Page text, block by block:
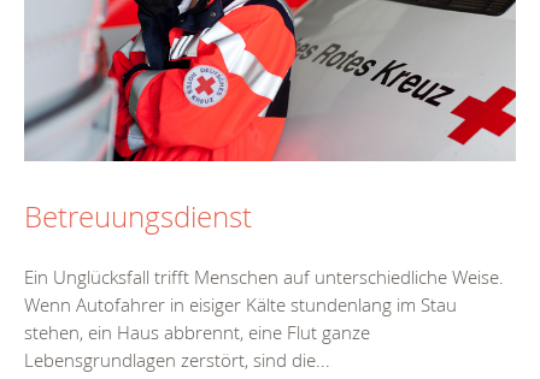
Betreuungsdienst
Ein Unglücksfall trifft Menschen auf unterschiedliche Weise.
Wenn Autofahrer in eisiger Kälte stundenlang im Stau
stehen, ein Haus abbrennt, eine Flut ganze
Lebensgrundlagen zerstört, sind die...